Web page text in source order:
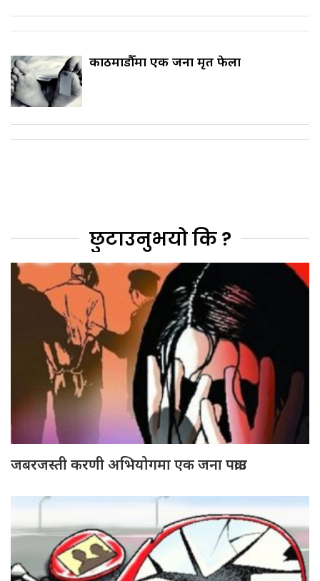
काठमाडौँमा एक जना मृत फेला
छुटाउनुभयो कि ?
जबरजस्ती करणी अभियोगमा एक जना पक्राउ